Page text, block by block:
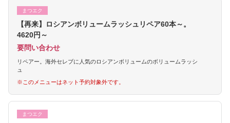
まつエク
【再来】ロシアンボリュームラッシュリペア60本～。
4620円～
要問い合わせ
リペアー。海外セレブに人気のロシアンボリュームのボリュームラッシ
ュ
※このメニューはネット予約対象外です。
まつエク